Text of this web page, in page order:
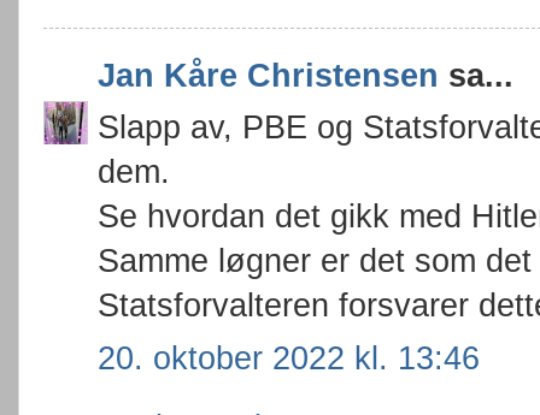
Jan Kåre Christensen sa...
Slapp av, PBE og
dem.
Se hvordan det gikk med
Samme løgner er det som
Statsforvalteren forsvarer
20. oktober 2022 kl. 13:46